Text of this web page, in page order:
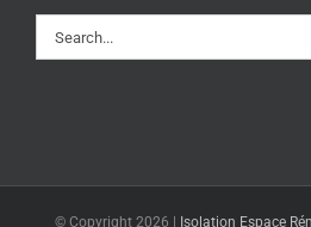
Rechercher
© Copyright 2026 | Isolation Espace